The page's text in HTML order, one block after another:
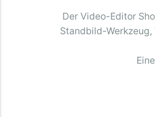
Der Video-Editor
Standbild-
Eine